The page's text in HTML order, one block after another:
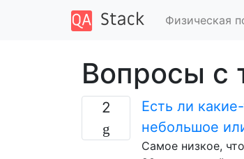
Физическая
Вопросы с
2
Есть ли
небольшое
Самое низкое,